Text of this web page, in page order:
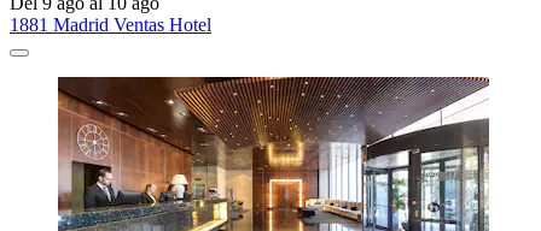
1881 Madrid Ventas Hotel